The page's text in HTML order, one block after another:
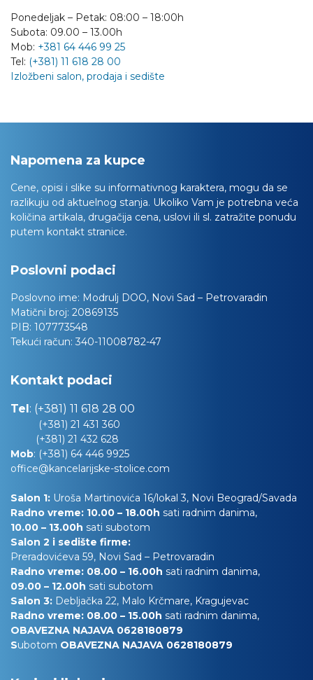
Ponedeljak – Petak: 08:00 – 18:00h
Subota: 09.00 – 13.00h
Mob: +381 64 446 99 25
Tel: (+381) 11 618 28 00
Izložbeni salon, prodaja i sedište
Napomena za kupce
Cene, opisi i slike su informativnog karaktera, mogu da se
razlikuju od aktuelnog stanja. Ukoliko Vam je potrebna veća
količina artikala, drugačija cena, uslovi ili sl. zatražite ponudu
putem kontakt stranice.
Poslovni podaci
Poslovno ime: Modrulj DOO, Novi Sad – Petrovaradin
Matični broj: 20869135
PIB: 107773548
Tekući račun: 340-11008782-47
Kontakt podaci
Tel: (+381) 11 618 28 00
(+381) 21 431 360
(+381) 21 432 628
Mob: (+381) 64 446 9925
office@kancelarijske-stolice.com
Salon 1: Uroša Martinovića 16/lokal 3, Novi Beograd/Savada
Radno vreme: 10.00 – 18.00h sati radnim danima,
10.00 – 13.00h sati subotom
Salon 2 i sedište firme:
Preradovićeva 59, Novi Sad – Petrovaradin
Radno vreme: 08.00 – 16.00h sati radnim danima,
09.00 – 12.00h sati subotom
Salon 3: Debljačka 22, Malo Krčmare, Kragujevac
Radno vreme: 08.00 – 15.00h sati radnim danima,
OBAVEZNA NAJAVA 0628180879
Subotom OBAVEZNA NAJAVA 0628180879